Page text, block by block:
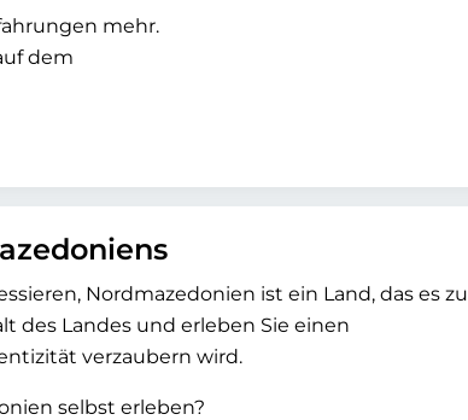
mehr.
dem
Nordmazedonien ist ein Land, das es zu
des Landes und erleben Sie einen
verzaubern wird.
selbst erleben?